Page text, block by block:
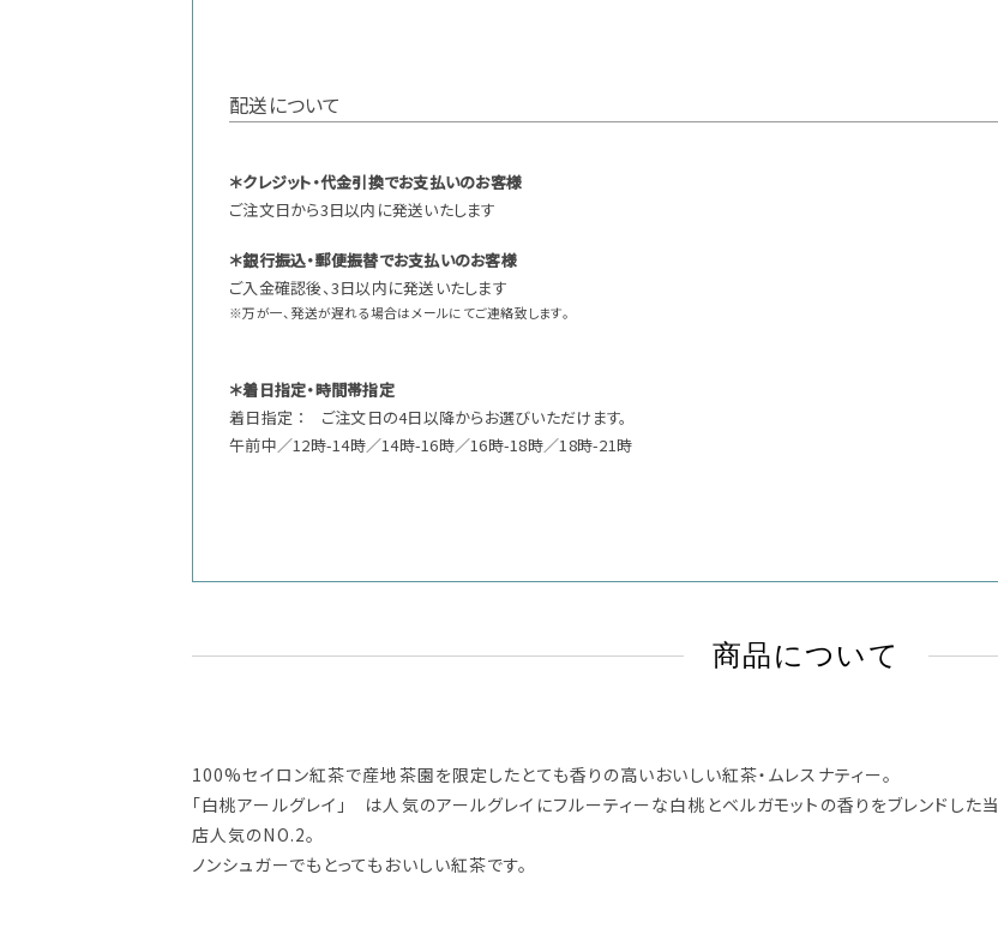
配送について
＊クレジット・代金引換でお支払いのお客様
ご注文日から3日以内に発送いたします
＊銀行振込・郵便振替でお支払いのお客様
ご入金確認後、3日以内に発送いたします
※万が一、発送が遅れる場合はメールにてご連絡致します。
＊着日指定・時間帯指定
着日指定 ： ご注文日の4日以降からお選びいただけます。
午前中／12時-14時／14時-16時／16時-18時／18時-21時
商品について
100%セイロン紅茶で産地茶園を限定したとても香りの高いおいしい紅茶・ムレスナティー。
「白桃アールグレイ」 は人気のアールグレイにフルーティーな白桃とベルガモットの香りをブレンドした当
店人気のNO.2。
ノンシュガーでもとってもおいしい紅茶です。